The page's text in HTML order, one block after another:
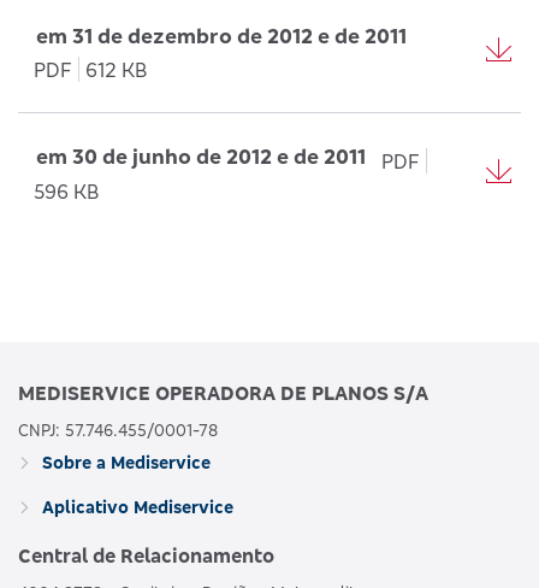
em 31 de dezembro de 2012 e de 2011
PDF
612 KB
em 30 de junho de 2012 e de 2011
PDF
596 KB
MEDISERVICE OPERADORA DE PLANOS S/A
CNPJ: 57.746.455/0001-78
Sobre a Mediservice
Aplicativo Mediservice
Central de Relacionamento